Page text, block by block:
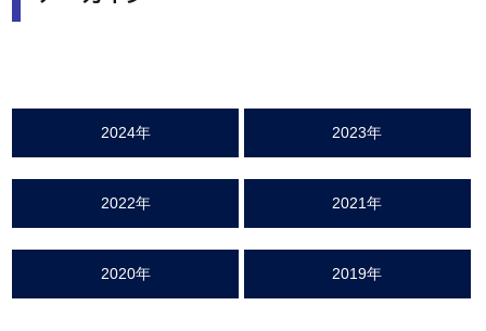
2024年 2023年
2022年 2021年
2020年 2019年